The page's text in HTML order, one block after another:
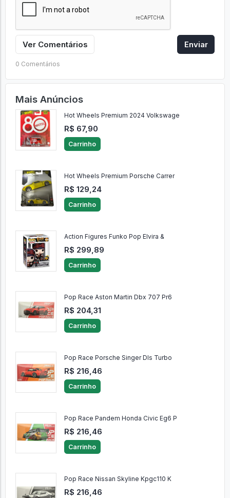
Ver Comentários Enviar
0 Comentários
Mais Anúncios
Hot Wheels Premium 2024 Volkswage
R$ 67,90
Carrinho
Hot Wheels Premium Porsche Carrer
R$ 129,24
Carrinho
Action Figures Funko Pop Elvira &
R$ 299,89
Carrinho
Pop Race Aston Martin Dbx 707 Pr6
R$ 204,31
Carrinho
Pop Race Porsche Singer Dls Turbo
R$ 216,46
Carrinho
Pop Race Pandem Honda Civic Eg6 P
R$ 216,46
Carrinho
Pop Race Nissan Skyline Kpgc110 K
R$ 216,46